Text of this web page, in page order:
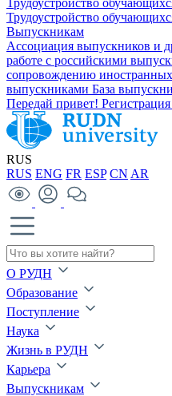
Трудоустройство
Трудоустройство
Выпускникам
Ассоциация выпускников и
работе с российскими
сопровождению
выпускниками База
Передай привет!
RUS
RUS ENG FR ESP CN AR
О РУДН
Образование
Поступление
Наука
Жизнь в РУДН
Карьера
Выпускникам